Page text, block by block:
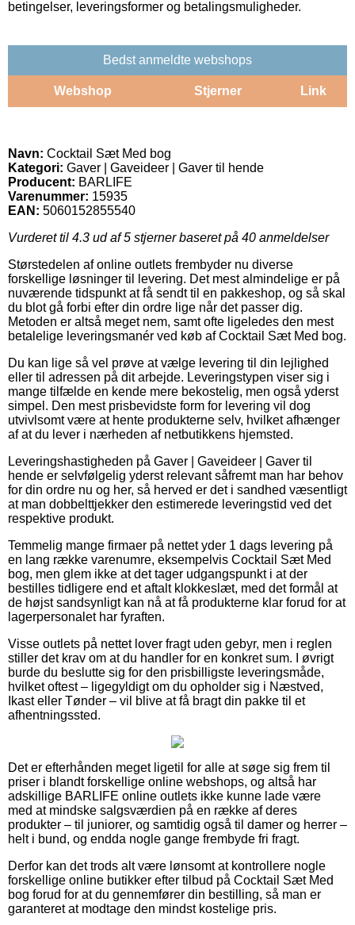
betingelser, leveringsformer og betalingsmuligheder.
Bedst anmeldte webshops
Webshop Stjerner Link
Navn: Cocktail Sæt Med bog
Kategori: Gaver | Gaveideer | Gaver til hende
Producent: BARLIFE
Varenummer: 15935
EAN: 5060152855540
Vurderet til 4.3 ud af 5 stjerner baseret på 40 anmeldelser
Størstedelen af online outlets frembyder nu diverse
forskellige løsninger til levering. Det mest almindelige er på
nuværende tidspunkt at få sendt til en pakkeshop, og så skal
du blot gå forbi efter din ordre lige når det passer dig.
Metoden er altså meget nem, samt ofte ligeledes den mest
betalelige leveringsmanér ved køb af Cocktail Sæt Med bog.
Du kan lige så vel prøve at vælge levering til din lejlighed
eller til adressen på dit arbejde. Leveringstypen viser sig i
mange tilfælde en kende mere bekostelig, men også yderst
simpel. Den mest prisbevidste form for levering vil dog
utvivlsomt være at hente produkterne selv, hvilket afhænger
af at du lever i nærheden af netbutikkens hjemsted.
Leveringshastigheden på Gaver | Gaveideer | Gaver til
hende er selvfølgelig yderst relevant såfremt man har behov
for din ordre nu og her, så herved er det i sandhed væsentligt
at man dobbelttjekker den estimerede leveringstid ved det
respektive produkt.
Temmelig mange firmaer på nettet yder 1 dags levering på
en lang række varenumre, eksempelvis Cocktail Sæt Med
bog, men glem ikke at det tager udgangspunkt i at der
bestilles tidligere end et aftalt klokkeslæt, med det formål at
de højst sandsynligt kan nå at få produkterne klar forud for at
lagerpersonalet har fyraften.
Visse outlets på nettet lover fragt uden gebyr, men i reglen
stiller det krav om at du handler for en konkret sum. I øvrigt
burde du beslutte sig for den prisbilligste leveringsmåde,
hvilket oftest – ligegyldigt om du opholder sig i Næstved,
Ikast eller Tønder – vil blive at få bragt din pakke til et
afhentningssted.
Det er efterhånden meget ligetil for alle at søge sig frem til
priser i blandt forskellige online webshops, og altså har
adskillige BARLIFE online outlets ikke kunne lade være
med at mindske salgsværdien på en række af deres
produkter – til juniorer, og samtidig også til damer og herrer –
helt i bund, og endda nogle gange frembyde fri fragt.
Derfor kan det trods alt være lønsomt at kontrollere nogle
forskellige online butikker efter tilbud på Cocktail Sæt Med
bog forud for at du gennemfører din bestilling, så man er
garanteret at modtage den mindst kostelige pris.